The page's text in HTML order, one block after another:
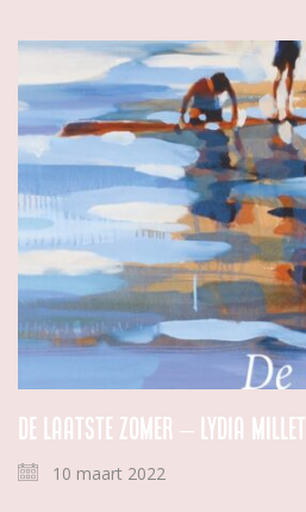
De laatste zomer – Lydia Millet
10 maart 2022